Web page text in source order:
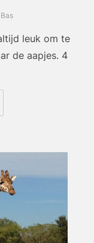
leuk om te
de aapjes. 4